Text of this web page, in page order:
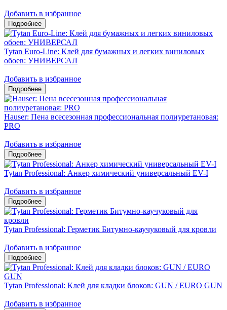
Добавить в избранное
Tytan Euro-Line: Клей для бумажных и легких виниловых
обоев: УНИВЕРСАЛ
Добавить в избранное
Hauser: Пена всесезонная профессиональная полиуретановая:
PRO
Добавить в избранное
Tytan Professional: Анкер химический универсальный EV-I
Добавить в избранное
Tytan Professional: Герметик Битумно-каучуковый для кровли
Добавить в избранное
Tytan Professional: Клей для кладки блоков: GUN / EURO GUN
Добавить в избранное